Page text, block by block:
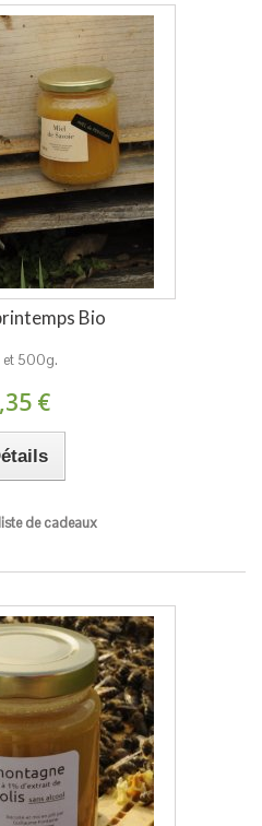
Bio
et 500g.
€
de cadeaux